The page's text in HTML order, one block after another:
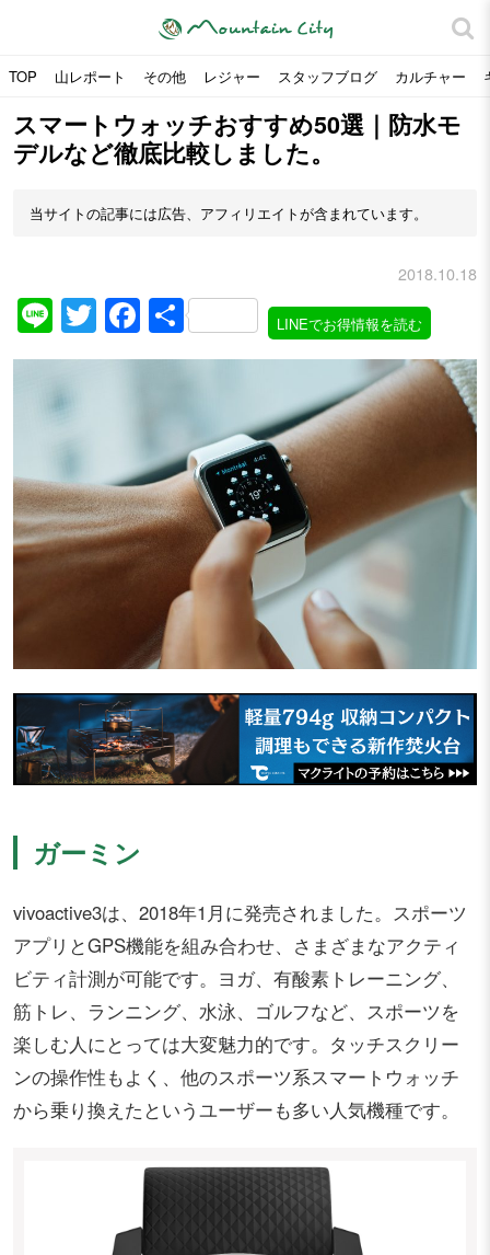
TOP 山レポート その他 レジャー スタッフブログ カルチャー
スマートウォッチおすすめ50選｜防水モ
デルなど徹底比較しました。
当サイトの記事には広告、アフィリエイトが含まれています。
2018.10.18
LineTwitter
Facebook
共
有
LINEでお得情報を読む
ガーミン
vivoactive3は、2018年1月に発売されました。スポーツ
アプリとGPS機能を組み合わせ、さまざまなアクティ
ビティ計測が可能です。ヨガ、有酸素トレーニング、
筋トレ、ランニング、水泳、ゴルフなど、スポーツを
楽しむ人にとっては大変魅力的です。タッチスクリー
ンの操作性もよく、他のスポーツ系スマートウォッチ
から乗り換えたというユーザーも多い人気機種です。